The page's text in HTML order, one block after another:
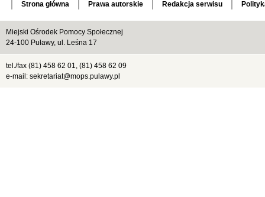
Strona główna Prawa autorskie Redakcja serwisu
Miejski Ośrodek Pomocy Społecznej
24-100 Puławy, ul. Leśna 17
tel./fax (81) 458 62 01, (81) 458 62 09
e-mail: sekretariat@mops.pulawy.pl